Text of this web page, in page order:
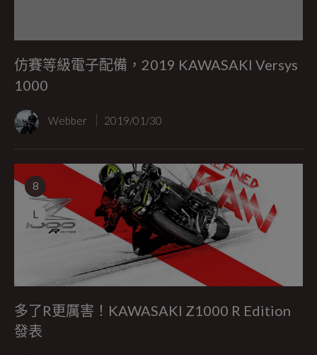
仿賽等級電子配備，2019 KAWASAKI Versys
1000
Webber 2019/01/30
8
L
多了R更厲害！KAWASAKI Z1000 R Edition
發表